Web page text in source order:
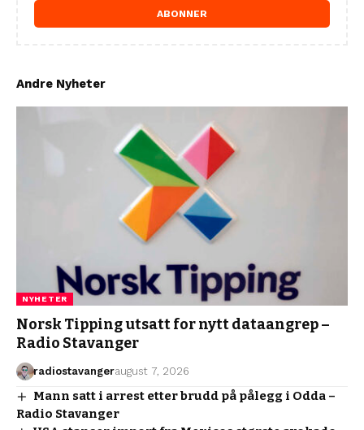
ABONNER
Andre Nyheter
NYHETER
Norsk Tipping utsatt for nytt dataangrep –
Radio Stavanger
radiostavangeraugust 7, 2026
Mann satt i arrest etter brudd på pålegg i Odda –
Radio Stavanger